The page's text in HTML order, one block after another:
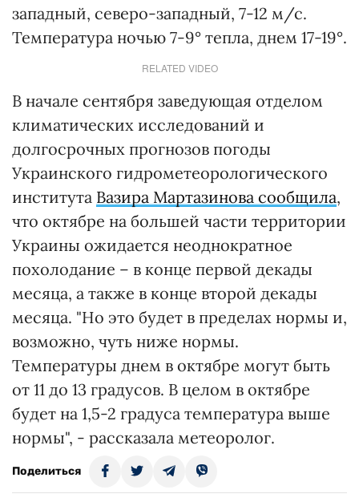
западный, северо-западный, 7-12 м/с.
Температура ночью 7-9° тепла, днем 17-19°.
RELATED VIDEO
В начале сентября заведующая отделом
климатических исследований и
долгосрочных прогнозов погоды
Украинского гидрометеорологического
института Вазира Мартазинова сообщила,
что октябре на большей части территории
Украины ожидается неоднократное
похолодание – в конце первой декады
месяца, а также в конце второй декады
месяца. "Но это будет в пределах нормы и,
возможно, чуть ниже нормы.
Температуры днем в октябре могут быть
от 11 до 13 градусов. В целом в октябре
будет на 1,5-2 градуса температура выше
нормы", - рассказала метеоролог.
Поделиться